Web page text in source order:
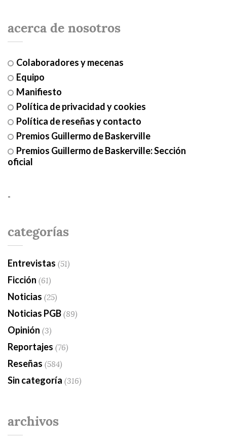
acerca de nosotros
Colaboradores y mecenas
Equipo
Manifiesto
Política de privacidad y cookies
Política de reseñas y contacto
Premios Guillermo de Baskerville
Premios Guillermo de Baskerville: Sección
oficial
-
categorías
Entrevistas (51)
Ficción (61)
Noticias (25)
Noticias PGB(89)
Opinión (3)
Reportajes (76)
Reseñas (584)
Sin categoría (316)
archivos